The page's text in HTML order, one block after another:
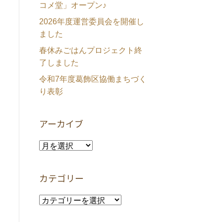
コメ堂」オープン♪
2026年度運営委員会を開催し
ました
春休みごはんプロジェクト終
了しました
令和7年度葛飾区協働まちづく
り表彰
アーカイブ
ア
イ
ブ
カテゴリー
カ